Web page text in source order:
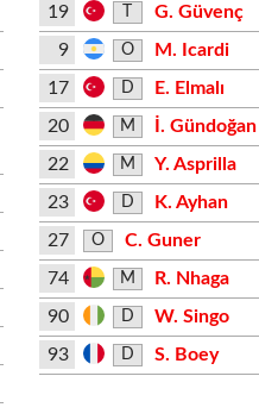
19
G. Güvenç
9
O M. Icardi
17 D
E. Elmalı
20
M İ. Gündoğan
22 M Y. Asprilla
23 D
K. Ayhan
27
O
C. Guner
74
M
R. Nhaga
90
D W. Singo
93 D S. Boey